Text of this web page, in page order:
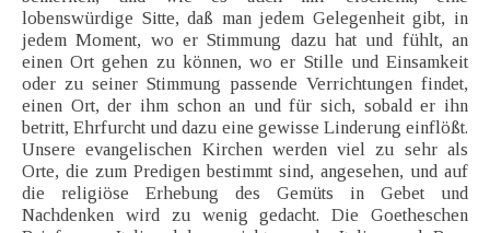
lobenswürdige Sitte, daß man jedem Gelegenheit gibt, in
jedem Moment, wo er Stimmung dazu hat und fühlt, an
einen Ort gehen zu können, wo er Stille und Einsamkeit
oder zu seiner Stimmung passende Verrichtungen findet,
einen Ort, der ihm schon an und für sich, sobald er ihn
betritt, Ehrfurcht und dazu eine gewisse Linderung einflößt.
Unsere evangelischen Kirchen werden viel zu sehr als
Orte, die zum Predigen bestimmt sind, angesehen, und auf
die religiöse Erhebung des Gemüts in Gebet und
Nachdenken wird zu wenig gedacht. Die Goetheschen